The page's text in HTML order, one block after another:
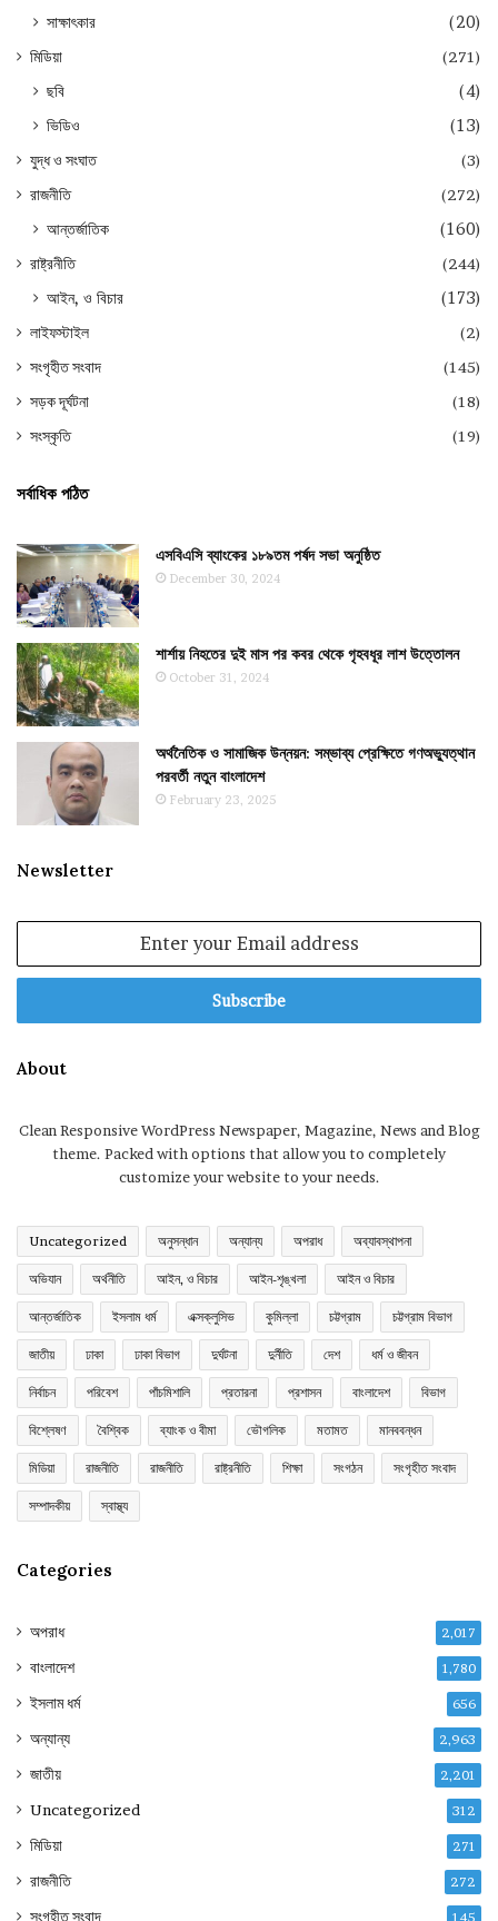
সাক্ষাৎকার
(20)
মিডিয়া (271)
ছবি
(4)
ভিডিও
(13)
যুদ্ধ ও সংঘাত
(3)
রাজনীতি
(272)
আন্তর্জাতিক (160)
রাষ্ট্রনীতি (244)
আইন, ও বিচার (173)
লাইফস্টাইল
(2)
সংগৃহীত সংবাদ
(145)
সড়ক দূর্ঘটনা
(18)
সংস্কৃতি
(19)
সর্বাধিক পঠিত
এসবিএসি ব্যাংকের ১৮৯তম পর্ষদ সভা অনুষ্ঠিত
December 30, 2024
শার্শায় নিহতের দুই মাস পর কবর থেকে গৃহবধূর লাশ উত্তোলন
October 31, 2024
অর্থনৈতিক ও সামাজিক উন্নয়ন: সম্ভাব্য প্রেক্ষিতে গণঅভ্যুত্থান
পরবর্তী নতুন বাংলাদেশ
February 23, 2025
Newsletter
Email
About
Clean Responsive WordPress Newspaper, Magazine, News and Blog
theme. Packed with options that allow you to completely
customize your website to your needs.
Uncategorized অনুসন্ধান অন্যান্য অপরাধ অব্যাবস্থাপনা
অভিযান অর্থনীতি আইন, ও বিচার আইন-শৃঙ্খলা আইন ও বিচার
আন্তর্জাতিক ইসলাম ধর্ম এক্সক্লুসিভ কুমিল্লা চট্টগ্রাম চট্টগ্রাম বিভাগ
জাতীয় ঢাকা ঢাকা বিভাগ দুর্ঘটনা দুর্নীতি দেশ ধর্ম ও জীবন
নির্বাচন পরিবেশ পাঁচমিশালি প্রতারনা প্রশাসন বাংলাদেশ বিভাগ
বিশ্লেষণ বৈশ্বিক ব্যাংক ও বীমা ভৌগলিক মতামত মানববন্ধন
মিডিয়া রাজনীতি রাজনীতি রাষ্ট্রনীতি শিক্ষা সংগঠন সংগৃহীত সংবাদ
সম্পাদকীয় স্বাস্থ্য
Categories
অপরাধ 2,017
বাংলাদেশ 1,780
ইসলাম ধর্ম 656
অন্যান্য 2,963
জাতীয় 2,201
Uncategorized 312
মিডিয়া 271
রাজনীতি 272
সংগৃহীত সংবাদ